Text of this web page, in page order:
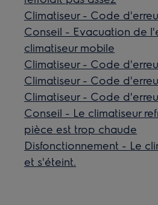
Climatiseur - Code
Conseil - Evacuation de
climatiseur mobile
Climatiseur - Code
Climatiseur - Code
Climatiseur - Code
Conseil - Le climatiseur
pièce est trop chaude
Disfonctionnement - Le
et s'éteint.